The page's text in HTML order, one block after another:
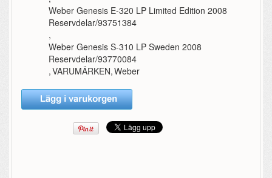
Weber Genesis E-320 LP Limited Edition 2008
Reservdelar/93751384
,
Weber Genesis S-310 LP Sweden 2008
Reservdelar/93770084
,VARUMÄRKEN,Weber